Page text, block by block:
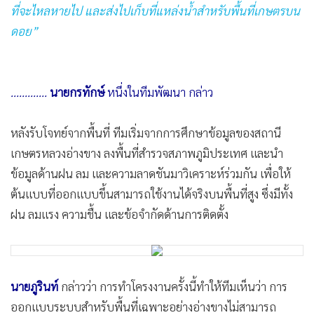
ที่จะไหลหายไป และส่งไปเก็บที่แหล่งน้ำสำหรับพื้นที่เกษตรบน
ดอย”
.............นายกรทักษ์หนึ่งในทีมพัฒนา กล่าว
หลังรับโจทย์จากพื้นที่ ทีมเริ่มจากการศึกษาข้อมูลของสถานี
เกษตรหลวงอ่างขาง ลงพื้นที่สำรวจสภาพภูมิประเทศ และนำ
ข้อมูลด้านฝน ลม และความลาดชันมาวิเคราะห์ร่วมกัน เพื่อให้
ต้นแบบที่ออกแบบขึ้นสามารถใช้งานได้จริงบนพื้นที่สูง ซึ่งมีทั้ง
ฝน ลมแรง ความชื้น และข้อจำกัดด้านการติดตั้ง
นายภูรินท์ กล่าวว่า การทำโครงงานครั้งนี้ทำให้ทีมเห็นว่า การ
ออกแบบระบบสำหรับพื้นที่เฉพาะอย่างอ่างขางไม่สามารถ